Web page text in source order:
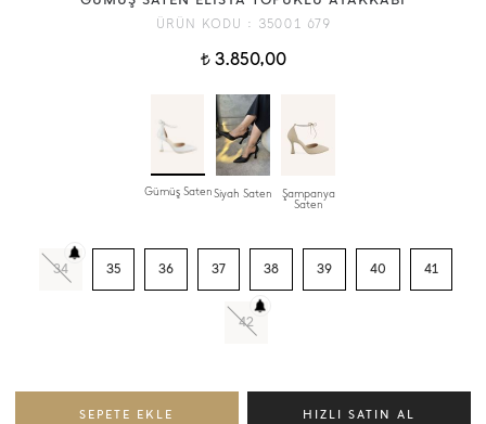
ÜRÜN KODU : 35001 679
t3.850,00
Gümüş SatenSiyah Saten Şampanya
Saten
34 35 36 37 38 39 40 41
42